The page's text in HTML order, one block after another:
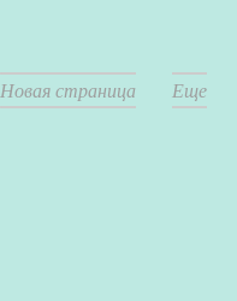
Новая страница Еще